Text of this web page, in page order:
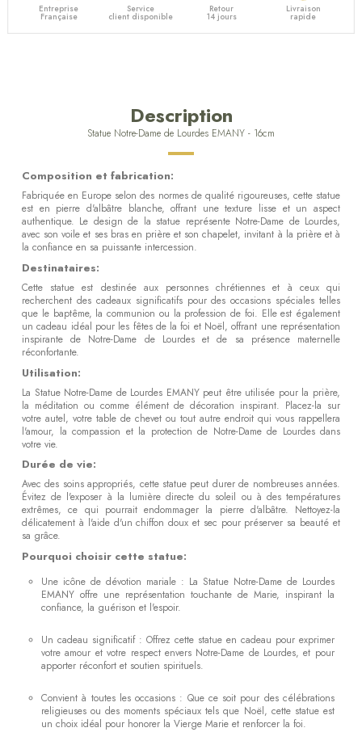
Entreprise
Française
Service
client disponible
Retour
14 jours
Livraison
rapide
Description
Statue Notre-Dame de Lourdes EMANY - 16cm
Composition et fabrication:
Fabriquée en Europe selon des normes de qualité rigoureuses, cette statue
est en pierre d'albâtre blanche, offrant une texture lisse et un aspect
authentique. Le design de la statue représente Notre-Dame de Lourdes,
avec son voile et ses bras en prière et son chapelet, invitant à la prière et à
la confiance en sa puissante intercession.
Destinataires:
Cette statue est destinée aux personnes chrétiennes et à ceux qui
recherchent des cadeaux significatifs pour des occasions spéciales telles
que le baptême, la communion ou la profession de foi. Elle est également
un cadeau idéal pour les fêtes de la foi et Noël, offrant une représentation
inspirante de Notre-Dame de Lourdes et de sa présence maternelle
réconfortante.
Utilisation:
La Statue Notre-Dame de Lourdes EMANY peut être utilisée pour la prière,
la méditation ou comme élément de décoration inspirant. Placez-la sur
votre autel, votre table de chevet ou tout autre endroit qui vous rappellera
l'amour, la compassion et la protection de Notre-Dame de Lourdes dans
votre vie.
Durée de vie:
Avec des soins appropriés, cette statue peut durer de nombreuses années.
Évitez de l'exposer à la lumière directe du soleil ou à des températures
extrêmes, ce qui pourrait endommager la pierre d'albâtre. Nettoyez-la
délicatement à l'aide d'un chiffon doux et sec pour préserver sa beauté et
sa grâce.
Pourquoi choisir cette statue:
Une icône de dévotion mariale : La Statue Notre-Dame de Lourdes
EMANY offre une représentation touchante de Marie, inspirant la
confiance, la guérison et l'espoir.
Un cadeau significatif : Offrez cette statue en cadeau pour exprimer
votre amour et votre respect envers Notre-Dame de Lourdes, et pour
apporter réconfort et soutien spirituels.
Convient à toutes les occasions : Que ce soit pour des célébrations
religieuses ou des moments spéciaux tels que Noël, cette statue est
un choix idéal pour honorer la Vierge Marie et renforcer la foi.